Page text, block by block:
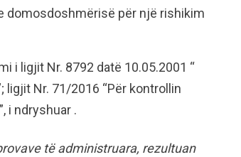
domosdoshmërisë për një rishikim
i ligjit Nr. 8792 datë 10.05.2001 “
ligjit Nr. 71/2016 “Për kontrollin
i ndryshuar .
të administruara, rezultuan